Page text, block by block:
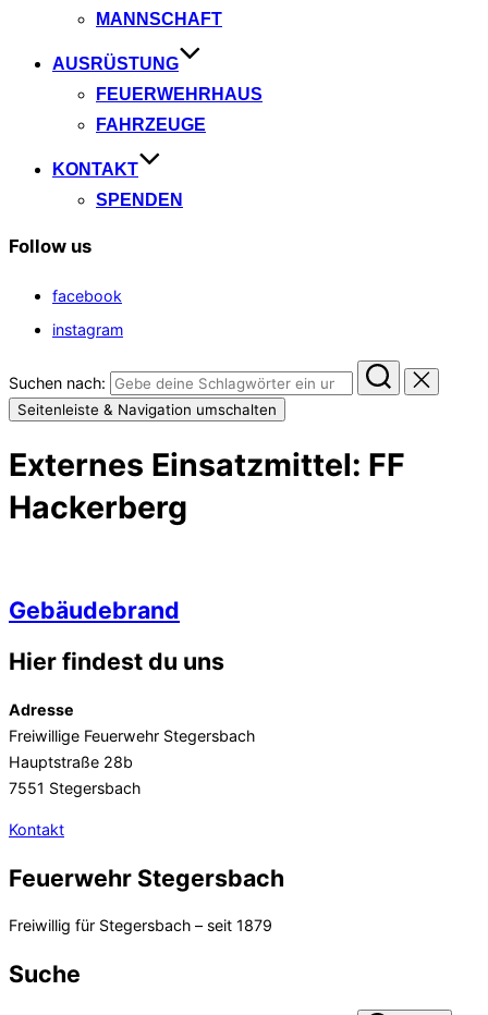
MANNSCHAFT
AUSRÜSTUNG
FEUERWEHRHAUS
FAHRZEUGE
KONTAKT
SPENDEN
Follow us
facebook
instagram
Suchen nach:
Seitenleiste & Navigation umschalten
Externes Einsatzmittel: FF
Hackerberg
Gebäudebrand
Hier findest du uns
Adresse
Freiwillige Feuerwehr Stegersbach
Hauptstraße 28b
7551 Stegersbach
Kontakt
Feuerwehr Stegersbach
Freiwillig für Stegersbach – seit 1879
Suche